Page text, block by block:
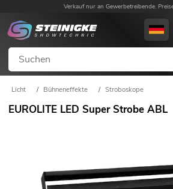
Verkauf nur an Gewerbetreibende.
Licht / Bühneneffekte / Stroboskope
EUROLITE LED Super Strobe ABL